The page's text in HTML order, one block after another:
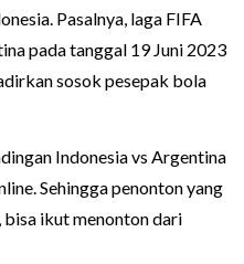
Pasalnya, laga FIFA
pada tanggal 19 Juni 2023
sosok pesepak bola
Indonesia vs Argentina
Sehingga penonton yang
ikut menonton dari